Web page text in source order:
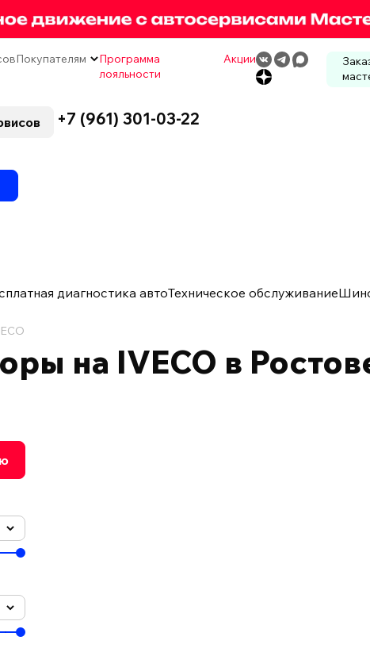
Покупателям
Программа
лояльности
Акции
+7 (961) 301-03-22
диагностика автоТехническое обслуживание
на IVECO в